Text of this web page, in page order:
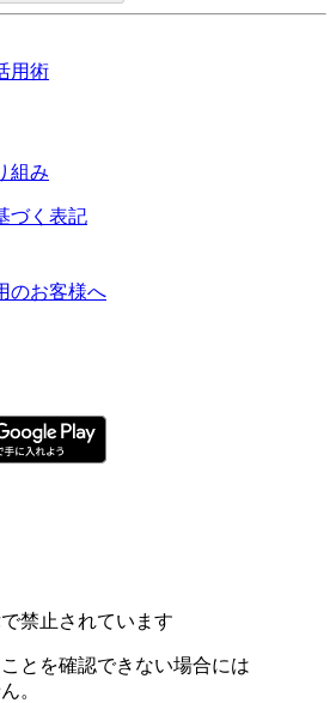
用術
組み
づく表記
のお客様へ
禁止されています
とを確認できない場合には
。